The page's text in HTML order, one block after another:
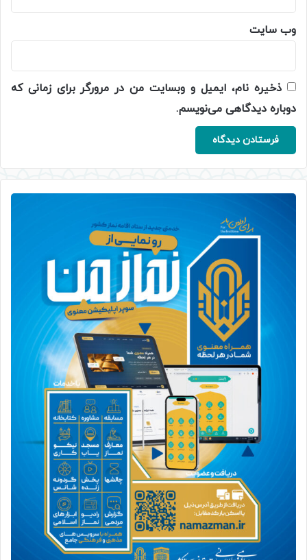
وب‌ سایت
ذخیره نام، ایمیل و وبسایت من در مرورگر برای زمانی که
دوباره دیدگاهی می‌نویسم.